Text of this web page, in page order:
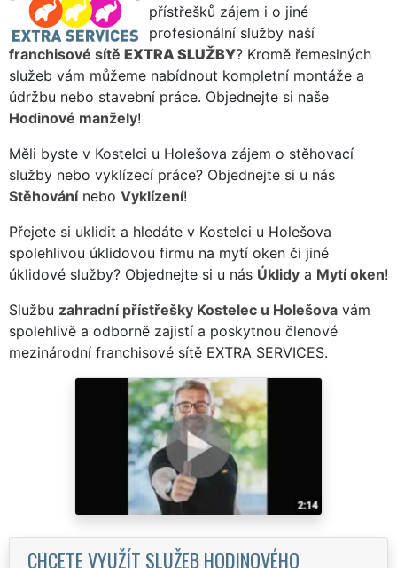
přístřešků zájem i o jiné
profesionální služby naší
franchisové sítě EXTRA SLUŽBY? Kromě řemeslných
služeb vám můžeme nabídnout kompletní montáže a
údržbu nebo stavební práce. Objednejte si naše
Hodinové manžely!
Měli byste v Kostelci u Holešova zájem o stěhovací
služby nebo vyklízecí práce? Objednejte si u nás
Stěhovánínebo Vyklízení!
Přejete si uklidit a hledáte v Kostelci u Holešova
spolehlivou úklidovou firmu na mytí oken či jiné
úklidové služby? Objednejte si u nás Úklidy a Mytí oken!
Službu zahradní přístřešky Kostelec u Holešova vám
spolehlivě a odborně zajistí a poskytnou členové
mezinárodní franchisové sítě EXTRA SERVICES.
CHCETE VYUŽÍT SLUŽEB HODINOVÉHO